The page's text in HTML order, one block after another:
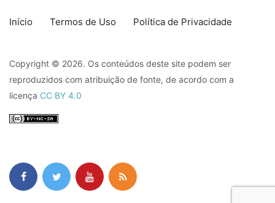
Início Termos de Uso Política de Privacidade
Copyright © 2026. Os conteúdos deste site podem ser
reproduzidos com atribuição de fonte, de acordo com a
licença CC BY 4.0